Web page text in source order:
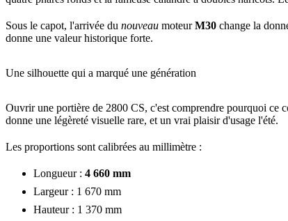
Sous le capot, l'arrivée du nouveau moteurM30 change la
donne une valeur historique forte.
Une silhouette qui a marqué une génération
Ouvrir une portière de 2800 CS, c'est comprendre pourquoi ce
donne une légèreté visuelle rare, et un vrai plaisir d'usage l'été.
Les proportions sont calibrées au millimètre :
Longueur : 4 660 mm
Largeur : 1 670 mm
Hauteur : 1 370 mm